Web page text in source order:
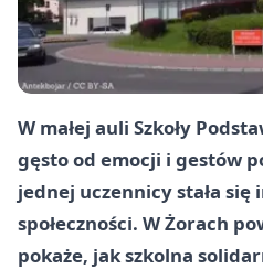
W małej auli Szkoły
gęsto od emocji i gestów
jednej uczennicy stała się
społeczności. W Żorach
pokaże, jak szkolna